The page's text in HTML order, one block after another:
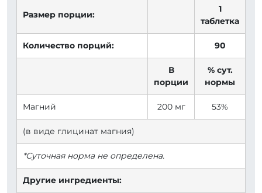
Размер порции:
1
таблетка
Количество порций: 90
В
порции
% сут.
нормы
Магний 200 мг 53%
(в виде глицинат магния)
*Суточная норма не определена.
Другие ингредиенты: